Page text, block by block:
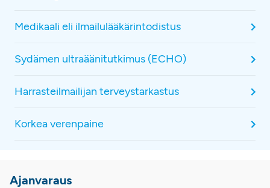
Medikaali eli ilmailulääkärintodistus
Sydämen ultraäänitutkimus (ECHO)
Harrasteilmailijan terveystarkastus
Korkea verenpaine
Ajanvaraus